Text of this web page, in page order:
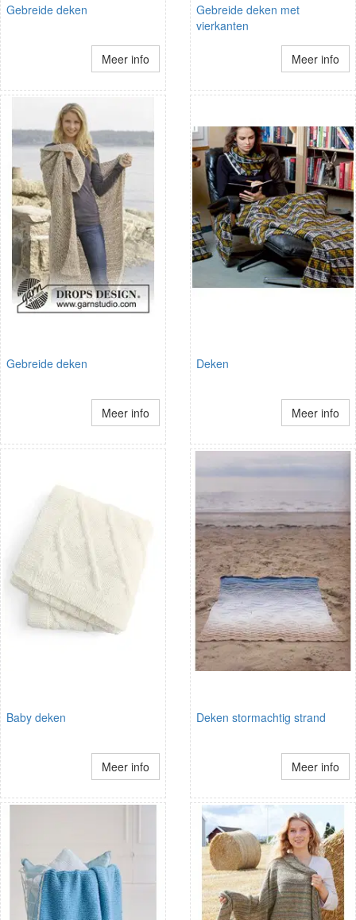
Gebreide deken
Meer info
Gebreide deken met
vierkanten
Meer info
Gebreide deken
Meer info
Deken
Meer info
Baby deken
Meer info
Deken stormachtig strand
Meer info